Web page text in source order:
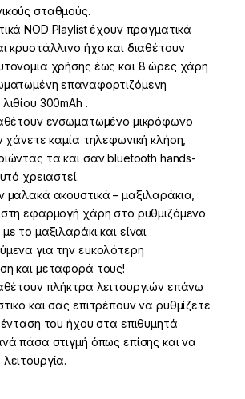
σταθμούς.
NOD Playlist έχουν πραγματικά
κρυστάλλινο ήχο και διαθέτουν
χρήσης έως και 8 ώρες χάρη
επαναφορτιζόμενη
300mAh .
ενσωματωμένο μικρόφωνο
χάνετε καμία τηλεφωνική κλήση,
τα και σαν bluetooth hands-
χρειαστεί.
μαλακά ακουστικά – μαξιλαράκια,
εφαρμογή χάρη στο ρυθμιζόμενο
το μαξιλαράκι και είναι
για την ευκολότερη
και μεταφορά τους!
πλήκτρα λειτουργιών επάνω
και σας επιτρέπουν να ρυθμίζετε
ένταση του ήχου στα επιθυμητά
πάσα στιγμή όπως επίσης και να